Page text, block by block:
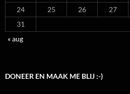
24
25 26 27
31
« aug
DONEER EN MAAK ME BLIJ :-)